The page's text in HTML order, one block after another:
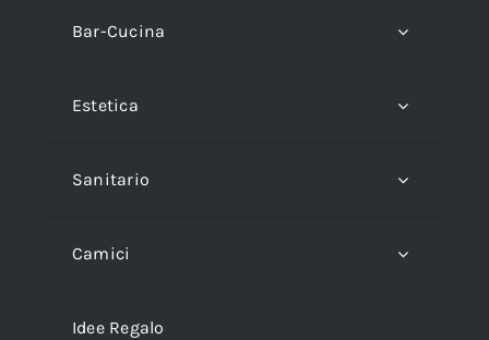
Bar-Cucina
Estetica
Sanitario
Camici
Idee Regalo